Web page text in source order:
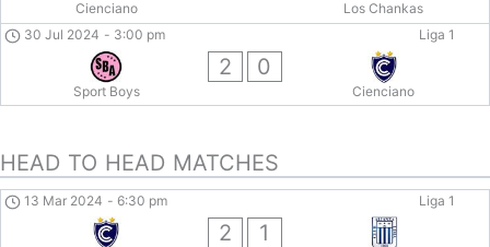
Cienciano
Los Chankas
Liga 1
30 Jul 2024 - 3:00 pm
Sport Boys
2 0
Cienciano
HEAD TO HEAD MATCHES
Liga 1
13 Mar 2024 - 6:30 pm
2 1